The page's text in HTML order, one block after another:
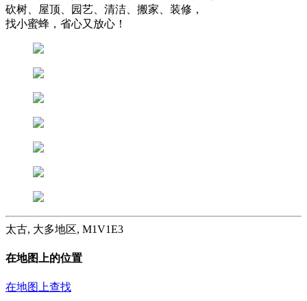
砍树、屋顶、园艺、清洁、搬家、装修，
找小蜜蜂，省心又放心！
太古, 大多地区, M1V1E3
在地图上的位置
在地图上查找